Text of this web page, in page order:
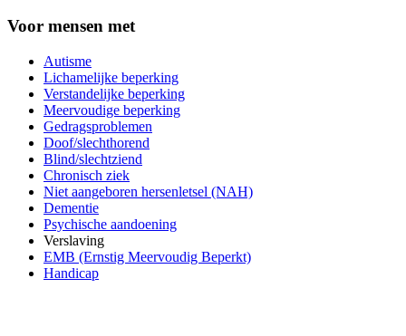
Voor mensen met
Autisme
Lichamelijke beperking
Verstandelijke beperking
Meervoudige beperking
Gedragsproblemen
Doof/slechthorend
Blind/slechtziend
Chronisch ziek
Niet aangeboren hersenletsel (NAH)
Dementie
Psychische aandoening
Verslaving
EMB (Ernstig Meervoudig Beperkt)
Handicap